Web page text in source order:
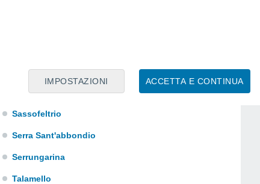
ACCETTA E CONTINUA
IMPOSTAZIONI
Sant'ippolito
Sassocorvaro
Sassofeltrio
Serra Sant'abbondio
Serrungarina
Talamello